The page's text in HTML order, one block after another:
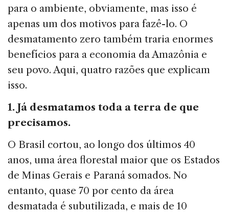
para o ambiente, obviamente, mas isso é
apenas um dos motivos para fazê-lo. O
desmatamento zero tam­bém traria enormes
benefícios para a economia da Ama­zônia e
seu povo. Aqui, quatro razões que explicam
isso.
1. Já desmatamos toda a terra de que
precisamos.
O Brasil cortou, ao longo dos últimos 40
anos, uma área florestal maior que os Estados
de Minas Gerais e Paraná somados. No
entanto, quase 70 por cento da área
desmatada é subutilizada, e mais de 10